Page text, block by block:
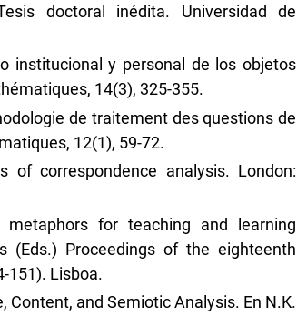
doctoral inédita. Universidad de
institucional y personal de los objetos
14(3), 325-355.
de traitement des questions de
12(1), 59-72.
of correspondence analysis. London:
for teaching and learning
Proceedings of the eighteenth
151). Lisboa.
Content, and Semiotic Analysis. En N.K.